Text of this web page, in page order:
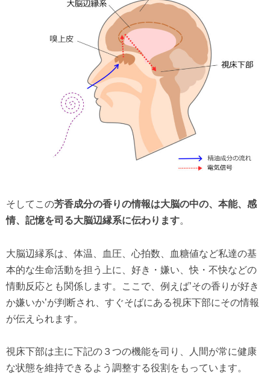
そしてこの芳香成分の香りの情報は大脳の中の、本能、感
情、記憶を司る大脳辺縁系に伝わります。
大脳辺縁系は、体温、血圧、心拍数、血糖値など私達の基
本的な生命活動を担う上に、好き・嫌い、快・不快などの
情動反応とも関係します。ここで、例えば’その香りが好き
か嫌いか’が判断され、すぐそばにある視床下部にその情報
が伝えられます。
視床下部は主に下記の３つの機能を司り、人間が常に健康
な状態を維持できるよう調整する役割をもっています。